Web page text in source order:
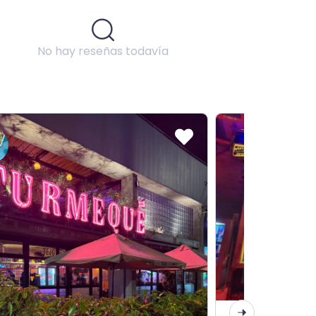
No hay reseñas todavía